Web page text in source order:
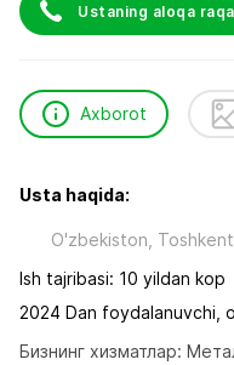
Ustaning aloqa
Axborot
Usta haqida:
O'zbekiston, Toshkent
Ish tajribasi: 10 yildan kop
2024 Dan foydalanuvchi,
Бизнинг хизматлар: